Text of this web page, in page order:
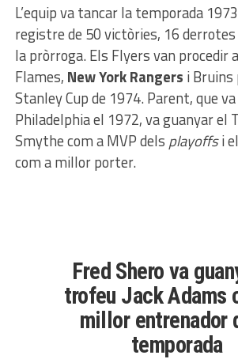
L’equip va tancar la temporada
registre de 50 victòries, 16
la pròrroga. Els Flyers van procedir
Flames, New York Rangers i Bruins
Stanley Cup de 1974. Parent, que
Philadelphia el 1972, va guanyar el
Smythe com a MVP dels playoffsi
com a millor porter.
Fred Shero va
trofeu Jack Adams
millor entrenador
temporada